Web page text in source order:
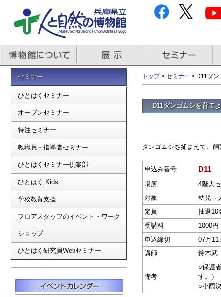
セミナー
ひとはくセミナー
オープンセミナー
特注セミナー
教職員・指導者セミナー
ひとはくセミナー倶楽部
ひとはく Kids
学校教育支援
フロアスタッフのイベント・ワーク
ショップ
ひとはく研究員Webセミナー
トップ> セミナー > D11ダン
D11ダンゴムシを育て
ダンゴムシを捕まえて、
申込み番号 D11
場所
4階大
対象
幼児～
定員
抽選10
受講料
1000円
申込締切
07月11
講師
鈴木武
備考
○保護
す。）
○小雨